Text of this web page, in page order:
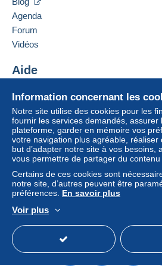
remboursé par le vendeur à
non payé peut entraîner des
niveau du compte de l’acheteur.
Si les conditions de vente du
considérer comme nulles et non
que définies dans lesconditions
les seules applicables.
Les achats doivent être payés
suivant la réception du
vendeur.
Frais envoi :
jusqu'à 20
envoi normal
Information concernant les
Notre site utilise des cookies pour les
fournir les services demandés, assurer
plateforme, garder en mémoire vos
votre navigation plus agréable, réaliser
but d’adapter notre site à vos besoins,
vous permettre de partager du contenu
Certains de ces cookies sont
notre site, d’autres peuvent être
préférences. En savoir plus
Voir plus
Agenda
Forum
Vidéos
Aide
Acheter sur Delcampe
Vendre sur Delcampe
Un site sécurisé